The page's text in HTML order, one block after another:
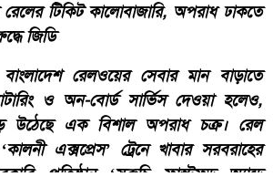
রেলের টিকিট কালোবাজারি, অপরাধ ঢাকতে
জিডি
রেলওয়ের সেবার মান বাড়াতে
ও অন-বোর্ড সার্ভিস দেওয়া হলেও,
উঠেছে এক বিশাল অপরাধ চক্র। রেল
এক্সপ্রেস’ ট্রেনে খাবার সরবরাহের
প্রতিষ্ঠান ‘সুরুচি ফাস্টফুড অ্যান্ড